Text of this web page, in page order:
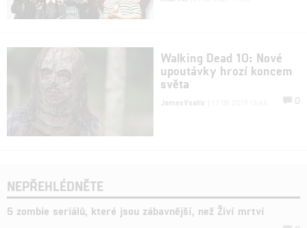
Walking Dead 10: Nové
upoutávky hrozí koncem
světa
JamesVsalix 0
NEPŘEHLÉDNĚTE
5 zombie seriálů, které jsou zábavnější, než Živí mrtví